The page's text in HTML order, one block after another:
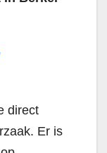
direct
Er is